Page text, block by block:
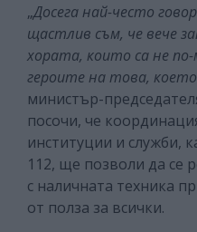
„Досега най-често
щастлив съм, че вече
хората, които са не
героите на това,
министър-
посочи, че
институции и служби,
112, ще позволи да се
с наличната техника
от полза за всички.